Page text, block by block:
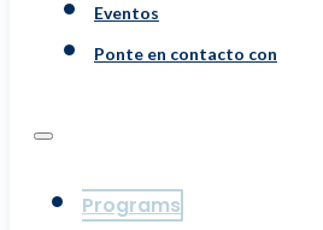
Eventos
Ponte en contacto con
Programs